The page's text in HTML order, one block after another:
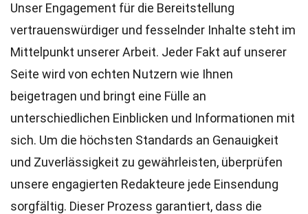
Unser Engagement für die Bereitstellung
vertrauenswürdiger und fesselnder Inhalte steht im
Mittelpunkt unserer Arbeit. Jeder Fakt auf unserer
Seite wird von echten Nutzern wie Ihnen
beigetragen und bringt eine Fülle an
unterschiedlichen Einblicken und Informationen mit
sich. Um die höchsten Standards an Genauigkeit
und Zuverlässigkeit zu gewährleisten, überprüfen
unsere engagierten Redakteure jede Einsendung
sorgfältig. Dieser Prozess garantiert, dass die